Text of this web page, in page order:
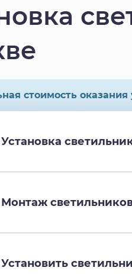
стоимость
Установка
Монтаж
Установить